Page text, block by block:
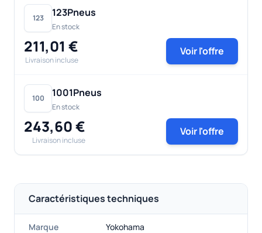
123 123Pneus
En stock
211,01 €
Livraison incluse
Voir l'offre
100 1001Pneus
En stock
243,60 €
Livraison incluse
Voir l'offre
Caractéristiques techniques
Marque Yokohama